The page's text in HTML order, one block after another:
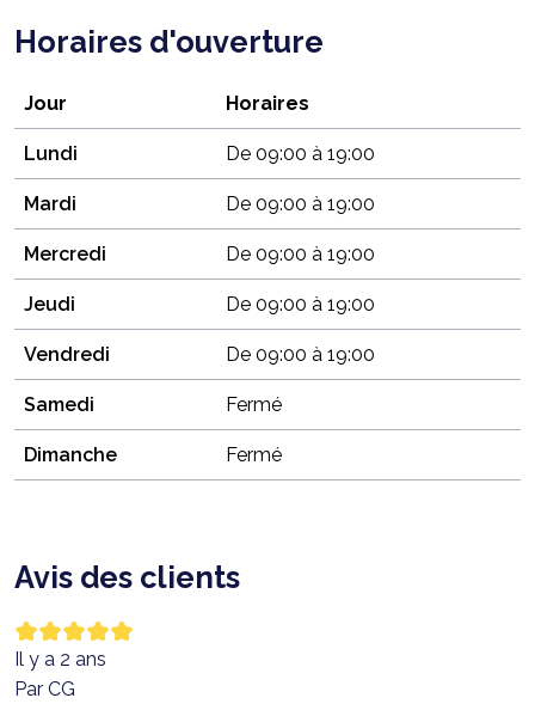
Horaires d'ouverture
Jour Horaires
Lundi De 09:00 à 19:00
Mardi De 09:00 à 19:00
Mercredi De 09:00 à 19:00
Jeudi De 09:00 à 19:00
Vendredi De 09:00 à 19:00
Samedi Fermé
Dimanche Fermé
Avis des clients
Il y a 2 ans
Par CG